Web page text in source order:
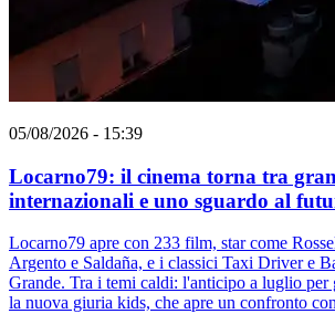
05/08/2026 - 15:39
Locarno79: il cinema torna tra
internazionali e uno sguardo al
Locarno79 apre con 233 film, star come
Argento e Saldaña, e i classici Taxi Driver e
Grande. Tra i temi caldi: l'anticipo a luglio per
la nuova giuria kids, che apre un confronto